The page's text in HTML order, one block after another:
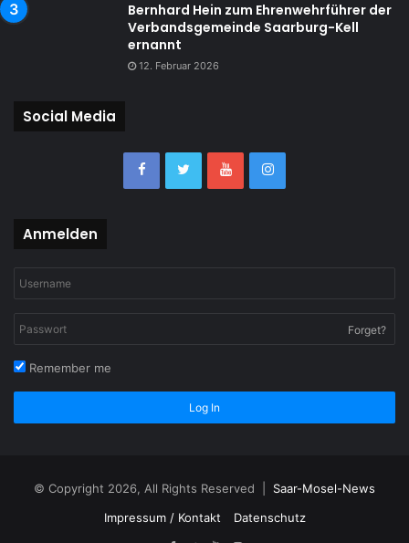
Bernhard Hein zum Ehrenwehrführer der
Verbandsgemeinde Saarburg-Kell
ernannt
12. Februar 2026
Social Media
Anmelden
Forget?
Remember me
Log In
© Copyright 2026, All Rights Reserved | Saar-Mosel-News
Impressum / Kontakt
Datenschutz